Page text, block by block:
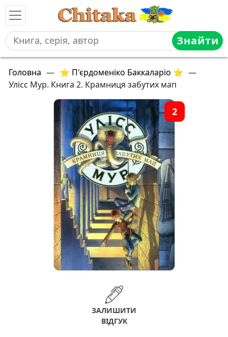
Знайти
Головна — ⭐ П'єрдоменіко Баккаларіо ⭐ —
Улісс Мур. Книга 2. Крамниця забутих мап
2
ЗАЛИШИТИ
ВІДГУК